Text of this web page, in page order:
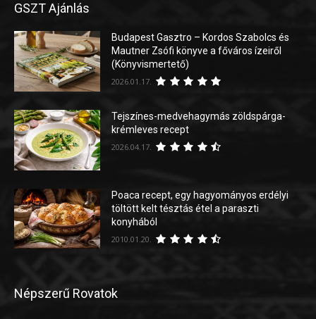
GSZT Ajánlás
Budapest Gasztro – Kordos Szabolcs és
Mautner Zsófi könyve a főváros ízeiről
(Könyvismertető)
2026.01.17.
Tejszínes-medvehagymás zöldspárga-
krémleves recept
2026.04.17.
Poaca recept, egy hagyományos erdélyi
töltött kelt tésztás étel a paraszti
konyhából
2010.01.20.
Népszerű Rovatok